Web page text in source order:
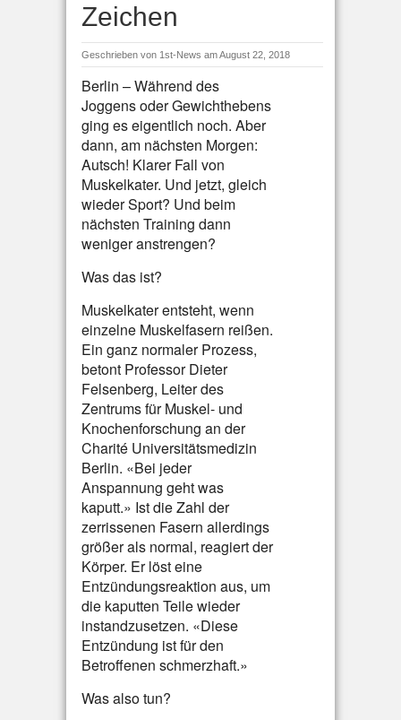
Zeichen
Geschrieben von 1st-News am August 22, 2018
Berlin – Während des
Joggens oder Gewichthebens
ging es eigentlich noch. Aber
dann, am nächsten Morgen:
Autsch! Klarer Fall von
Muskelkater. Und jetzt, gleich
wieder Sport? Und beim
nächsten Training dann
weniger anstrengen?
Was das ist?
Muskelkater entsteht, wenn
einzelne Muskelfasern reißen.
Ein ganz normaler Prozess,
betont Professor Dieter
Felsenberg, Leiter des
Zentrums für Muskel- und
Knochenforschung an der
Charité Universitätsmedizin
Berlin. «Bei jeder
Anspannung geht was
kaputt.» Ist die Zahl der
zerrissenen Fasern allerdings
größer als normal, reagiert der
Körper. Er löst eine
Entzündungsreaktion aus, um
die kaputten Teile wieder
instandzusetzen. «Diese
Entzündung ist für den
Betroffenen schmerzhaft.»
Was also tun?